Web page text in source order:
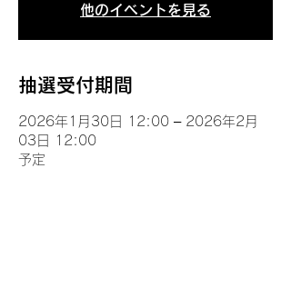
他のイベントを見る
抽選受付期間
2026年1月30日 12:00 – 2026年2月
03日 12:00
予定